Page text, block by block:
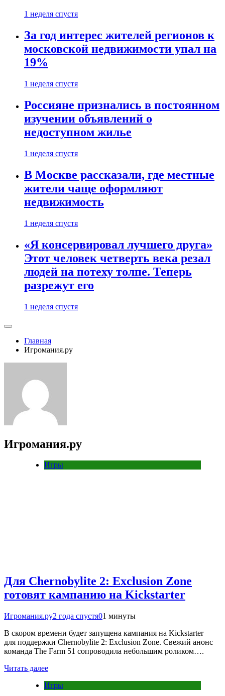
1 неделя спустя
За год интерес жителей регионов к
московской недвижимости упал на
19%
1 неделя спустя
Россияне признались в постоянном
изучении объявлений о
недоступном жилье
1 неделя спустя
В Москве рассказали, где местные
жители чаще оформляют
недвижимость
1 неделя спустя
«Я консервировал лучшего друга»
Этот человек четверть века резал
людей на потеху толпе. Теперь
разрежут его
1 неделя спустя
Главная
Игромания.ру
Игромания.ру
Игры
Для Chernobylite 2: Exclusion Zone
готовят кампанию на Kickstarter
Игромания.ру2 года спустя01 минуты
В скором времени будет запущена кампания на Kickstarter
для поддержки Chernobylite 2: Exclusion Zone. Свежий анонс
команда The Farm 51 сопроводила небольшим роликом….
Читать далее
Игры